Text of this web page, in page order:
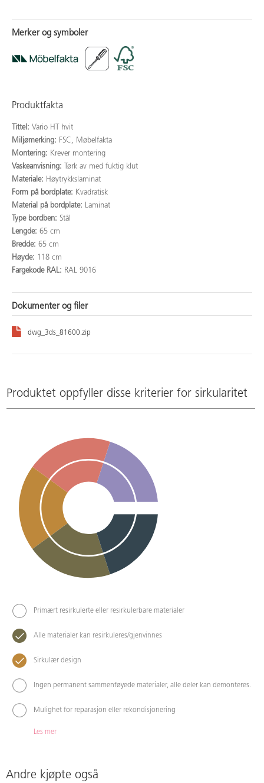
Merker og symboler
Produktfakta
Tittel: Vario HT hvit
Miljømerking: FSC, Møbelfakta
Montering: Krever montering
Vaskeanvisning:
Tørk av med fuktig klut
Materiale: Høytrykkslaminat
Form på bordplate: Kvadratisk
Material på bordplate: Laminat
Type bordben: Stål
Lengde: 65 cm
Bredde: 65 cm
Høyde: 118 cm
Fargekode RAL: RAL 9016
Dokumenter og filer
dwg_3ds_81600.zip
Produktet oppfyller disse kriterier for sirkularitet
Primært resirkulerte eller resirkulerbare materialer
Alle materialer kan resirkuleres/gjenvinnes
Sirkulær design
Ingen permanent sammenføyede materialer, alle deler kan demonteres.
Mulighet for reparasjon eller rekondisjonering
Les mer
Andre kjøpte også